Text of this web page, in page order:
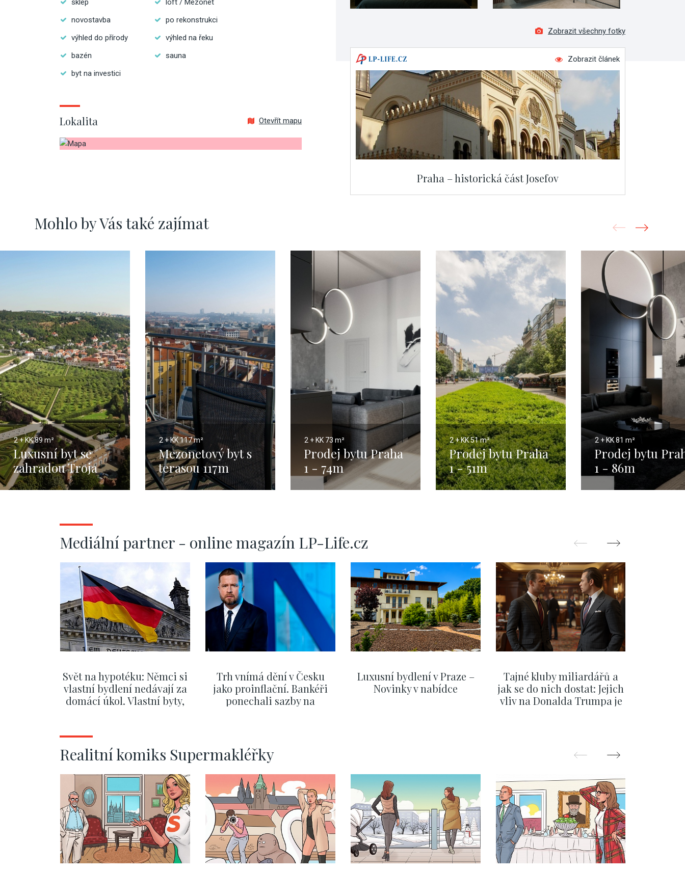
Zobrazit všechny fotky
Zobrazit článek
Praha – historická část Josefov
sklep
loft / Mezonet
novostavba
po rekonstrukci
výhled do přírody
výhled na řeku
bazén
sauna
byt na investici
Lokalita Otevřít mapu
Mohlo by Vás také zajímat
2 + KK89 m²
Luxusní byt se
zahradou Troja
2 + KK117 m²
Mezonetový byt s
terasou 117m
2 + KK 73 m²
Prodej bytu Praha
1 - 74m
2 + KK51 m²
Prodej bytu Praha
1 - 51m
2 + KK81 m²
Prodej bytu
1 - 86m
Mediální partner - online magazín LP-Life.cz
Svět na hypotéku: Němci si
vlastní bydlení nedávají za
domácí úkol. Vlastní byty,
Trh vnímá dění v Česku
jako proinflační. Bankéři
ponechali sazby na
Luxusní bydlení v Praze –
Novinky v nabídce
Tajné kluby miliardářů a
jak se do nich dostat: Jejich
vliv na Donalda Trumpa je
Realitní komiks Supermakléřky